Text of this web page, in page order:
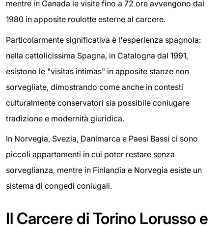
mentre in Canada le visite fino a 72 ore avvengono dal
1980 in apposite roulotte esterne al carcere.
Particolarmente significativa è l'esperienza spagnola:
nella cattolicissima Spagna, in Catalogna dal 1991,
esistono le "visitas intimas" in apposite stanze non
sorvegliate, dimostrando come anche in contesti
culturalmente conservatori sia possibile coniugare
tradizione e modernità giuridica.
In Norvegia, Svezia, Danimarca e Paesi Bassi ci sono
piccoli appartamenti in cui poter restare senza
sorveglianza, mentre in Finlandia e Norvegia esiste un
sistema di congedi coniugali.
Il Carcere di Torino Lorusso e